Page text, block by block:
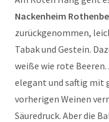
Nackenheim
zurückgenommen,
Tabak und Gestein.
weiße wie rote
elegant und saftig mit
vorherigen Weinen
Säuredruck. Aber die